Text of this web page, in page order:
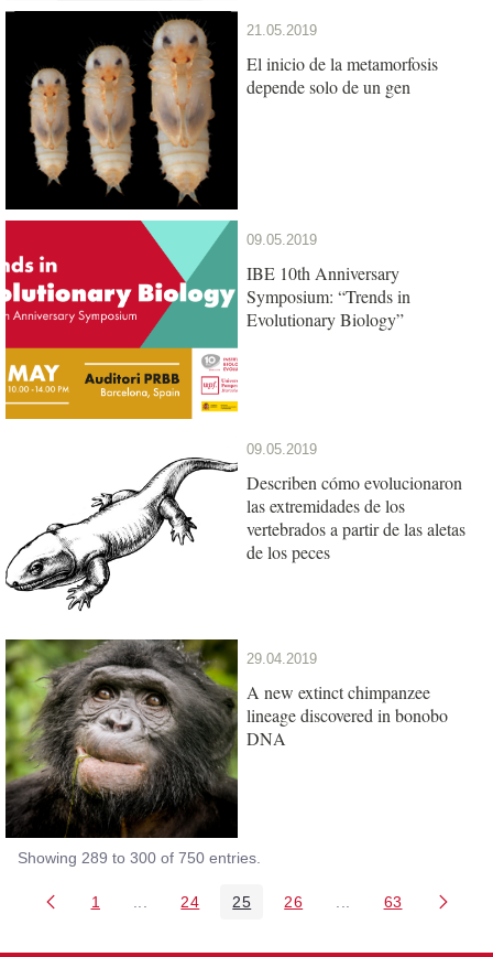
21.05.2019
El inicio de la metamorfosis
depende solo de un gen
09.05.2019
IBE 10th Anniversary
Symposium: “Trends in
Evolutionary Biology”
09.05.2019
Describen cómo evolucionaron
las extremidades de los
vertebrados a partir de las aletas
de los peces
29.04.2019
A new extinct chimpanzee
lineage discovered in bonobo
DNA
Showing 289 to 300 of 750 entries.
Page
1 Intermediate Pages Use TAB to navigate.
Page
24 Page
25 Page
26 Intermediate Pages
Page
63